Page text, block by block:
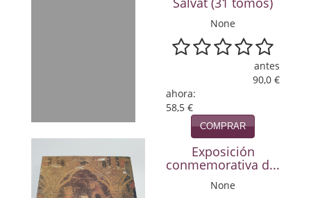
Sobre Madrid
Teatro
None
antes
90,0 €
ahora:
58,5 €
COMPRAR
Exposición
conmemorativa d...
None